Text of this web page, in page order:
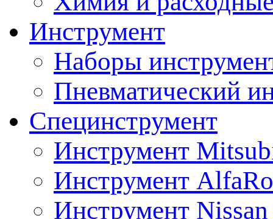
Инструмент
Наборы
Пневматический
Специнструмент
Инструмент
Инструмент
Инструмент Nissan